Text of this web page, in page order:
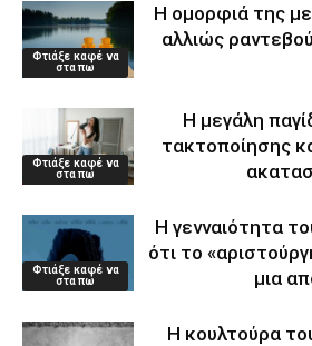
Φτιάξε καφέ να
στα πω
Η ομορφιά της
αλλιώς
Φτιάξε καφέ να
στα πω
Η μεγάλη
τακτοποίησης
Φτιάξε καφέ να
στα πω
Η γενναιότητα
ότι το
μια
Η κουλτούρα